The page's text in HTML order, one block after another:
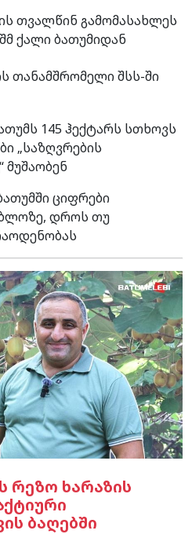
თვალწინ გამომასახლეს
ქალი ბათუმიდან
თანამშრომელი შსს-ში
145 ჰექტარს სთხოვს
„საზღვრების
მუშაობენ
ციფრები
დროს თუ
რეზო ხარაზის
ბაღებში